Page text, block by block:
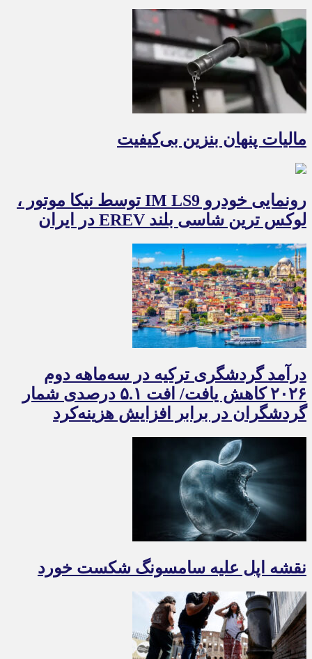
مالیات پنهان بنزین بی‌کیفیت
رونمایی خودرو IM LS9 توسط نیکا موتور ،
لوکس ترین شاسی بلند EREV در ایران
درآمد گردشگری ترکیه در سه‌ماهه دوم
۲۰۲۶ کاهش یافت/ افت ۵.۱ درصدی شمار
گردشگران در برابر افزایش هزینه‌کرد
نقشه اپل علیه سامسونگ شکست خورد